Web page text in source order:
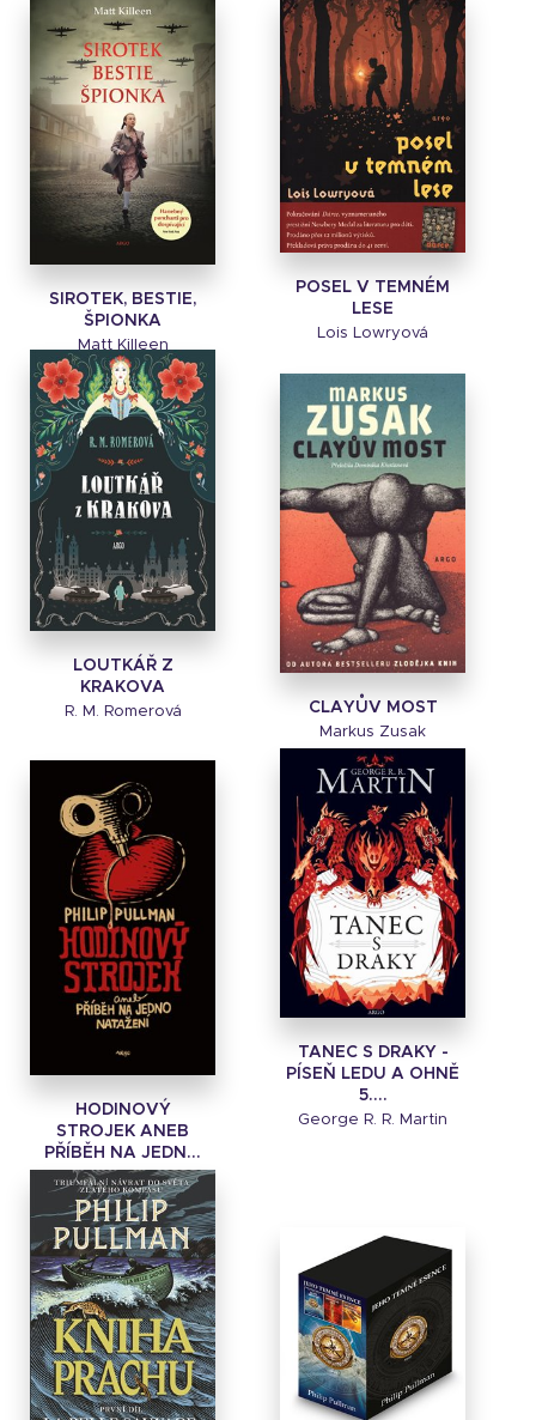
SIROTEK, BESTIE,
ŠPIONKA
Matt Killeen
POSEL V TEMNÉM
LESE
Lois Lowryová
LOUTKÁŘ Z
KRAKOVA
R. M. Romerová CLAYŮV MOST
Markus Zusak
HODINOVÝ
STROJEK ANEB
PŘÍBĚH NA JEDN...
Philip Pullman
TANEC S DRAKY -
PÍSEŇ LEDU A OHNĚ
5....
George R. R. Martin